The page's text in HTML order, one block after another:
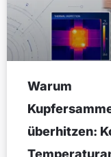
Warum
überhitzen: